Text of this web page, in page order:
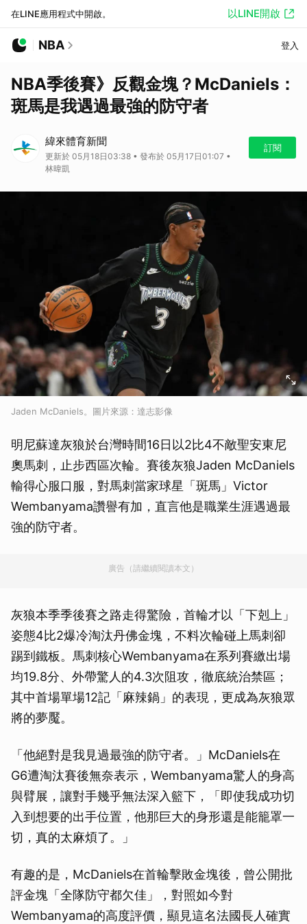
在LINE應用程式中開啟。 以LINE開啟
NBA 登入
NBA季後賽》反觀金塊？McDaniels：
斑馬是我遇過最強的防守者
緯來體育新聞
更新於 05月18日03:38 • 發布於 05月17日01:07 •
林暐凱
訂閱
Jaden McDaniels。圖片來源：達志影像
明尼蘇達灰狼於台灣時間16日以2比4不敵聖安東尼
奧馬刺，止步西區次輪。賽後灰狼Jaden McDaniels
輸得心服口服，對馬刺當家球星「斑馬」Victor
Wembanyama讚譽有加，直言他是職業生涯遇過最
強的防守者。
廣告（請繼續閱讀本文）
灰狼本季季後賽之路走得驚險，首輪才以「下剋上」
姿態4比2爆冷淘汰丹佛金塊，不料次輪碰上馬刺卻
踢到鐵板。馬刺核心Wembanyama在系列賽繳出場
均19.8分、外帶驚人的4.3次阻攻，徹底統治禁區；
其中首場單場12記「麻辣鍋」的表現，更成為灰狼眾
將的夢魘。
「他絕對是我見過最強的防守者。」McDaniels在
G6遭淘汰賽後無奈表示，Wembanyama驚人的身高
與臂展，讓對手幾乎無法深入籃下，「即使我成功切
入到想要的出手位置，他那巨大的身形還是能籠罩一
切，真的太麻煩了。」
有趣的是，McDaniels在首輪擊敗金塊後，曾公開批
評金塊「全隊防守都欠佳」，對照如今對
Wembanyama的高度評價，顯見這名法國長人確實